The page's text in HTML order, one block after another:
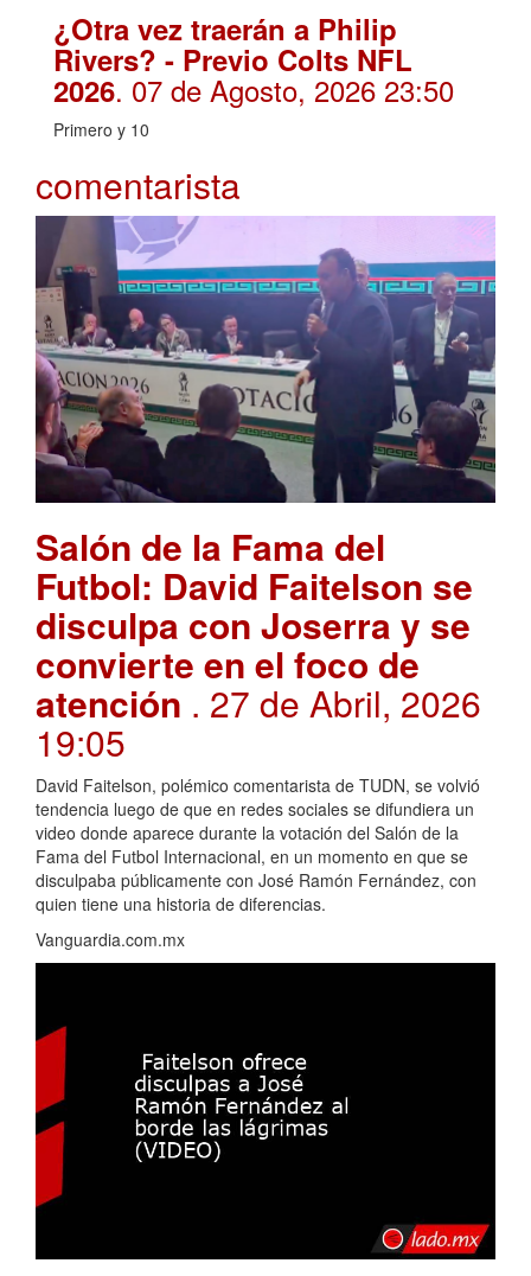
¿Otra vez traerán a Philip
Rivers? - Previo Colts NFL
2026. 07 de Agosto, 2026 23:50
Primero y 10
comentarista
Salón de la Fama del
Futbol: David Faitelson se
disculpa con Joserra y se
convierte en el foco de
atención . 27 de Abril, 2026
19:05
David Faitelson, polémico comentarista de TUDN, se volvió
tendencia luego de que en redes sociales se difundiera un
video donde aparece durante la votación del Salón de la
Fama del Futbol Internacional, en un momento en que se
disculpaba públicamente con José Ramón Fernández, con
quien tiene una historia de diferencias.
Vanguardia.com.mx